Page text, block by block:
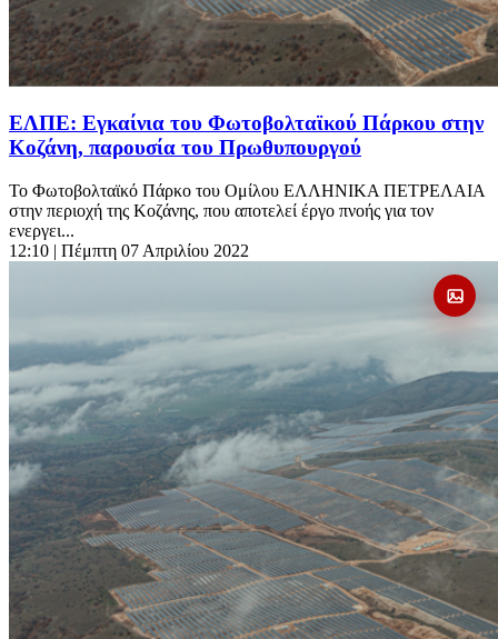
ΕΛΠΕ: Εγκαίνια του Φωτοβολταϊκού Πάρκου στην
Κοζάνη, παρουσία του Πρωθυπουργού
Το Φωτοβολταϊκό Πάρκο του Ομίλου ΕΛΛΗΝΙΚΑ ΠΕΤΡΕΛΑΙΑ
στην περιοχή της Κοζάνης, που αποτελεί έργο πνοής για τον
ενεργει...
12:10 | Πέμπτη 07 Απριλίου 2022